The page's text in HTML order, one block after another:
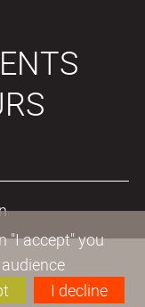
"I accept" you
I decline